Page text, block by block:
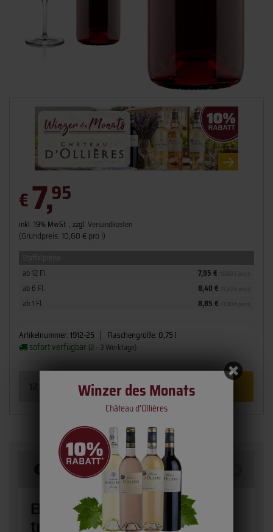
Winzer des Monats
Château d'Ollières
€7,95
inkl. 19% MwSt. , zzgl. Versandkosten
(Grundpreis: 10,60 € pro l)
ab 1 Fl. 8,85 €
ab 6 Fl. 8,40 €
ab 12 Fl. 7,95 €
Artikelnummer:1912-25 Flaschengröße: 0,75 l
sofort verfügbar (2 - 3 Werktage)
Beschreibung
Bordeaux Clairet »Classic -
trocken« | Château Lauduc